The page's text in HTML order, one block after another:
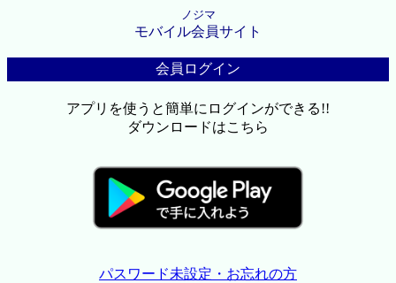
ノジマ
モバイル会員サイト
会員ログイン
アプリを使うと簡単にログインができる!!
ダウンロードはこちら
パスワード未設定・お忘れの方